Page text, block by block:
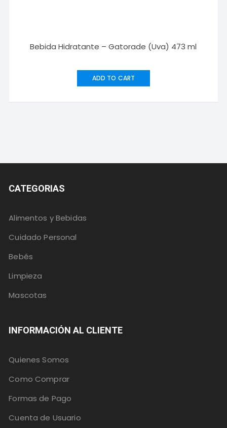
Bebida Hidratante – Gatorade (Uva) 473 ml
ADD TO CART
CATEGORIAS
Alimentos y Bebidas
Cuidado Personal
Bebés
Limpieza
Mascotas
INFORMACIÓN AL CLIENTE
Quienes Somos
Como Comprar
Formas de Pago
Cuenta de Usuario